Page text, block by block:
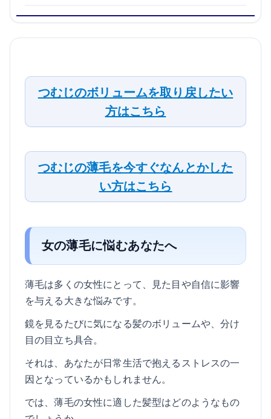
つむじのボリュームを取り戻したい
方はこちら
つむじの薄毛を今すぐなんとかした
い方はこちら
女の薄毛に悩むあなたへ
薄毛は多くの女性にとって、見た目や自信に影響
を与える大きな悩みです。
鏡を見るたびに気になる髪のボリュームや、分け
目の目立ち具合。
それは、あなたが日常生活で抱えるストレスの一
因となっているかもしれません。
では、薄毛の女性に適した髪型はどのようなもの